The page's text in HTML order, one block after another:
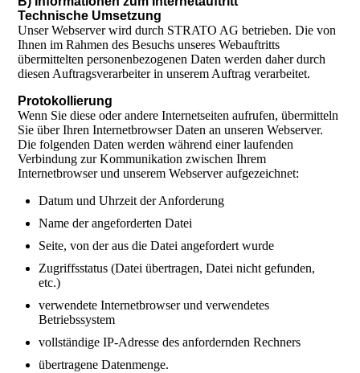
Technische Umsetzung
Unser Webserver wird durch STRATO AG betrieben. Die von
Ihnen im Rahmen des Besuchs unseres Webauftritts
übermittelten personenbezogenen Daten werden daher durch
diesen Auftragsverarbeiter in unserem Auftrag verarbeitet.
Protokollierung
Wenn Sie diese oder andere Internetseiten aufrufen, übermitteln
Sie über Ihren Internetbrowser Daten an unseren Webserver.
Die folgenden Daten werden während einer laufenden
Verbindung zur Kommunikation zwischen Ihrem
Internetbrowser und unserem Webserver aufgezeichnet:
Datum und Uhrzeit der Anforderung
Name der angeforderten Datei
Seite, von der aus die Datei angefordert wurde
Zugriffsstatus (Datei übertragen, Datei nicht gefunden,
etc.)
verwendete Internetbrowser und verwendetes
Betriebssystem
vollständige IP-Adresse des anfordernden Rechners
übertragene Datenmenge.